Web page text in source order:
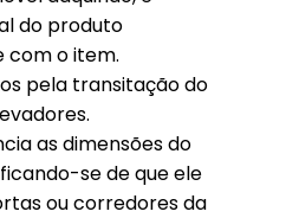
do produto
com o item.
pela transitação do
as dimensões do
se de que ele
ou corredores da